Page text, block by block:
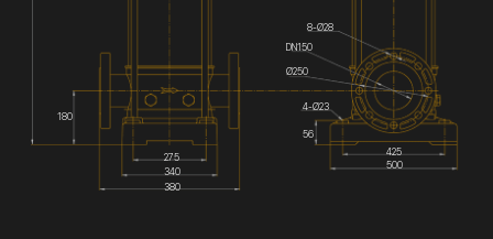
DN150
180
275
340
380
425
500
56
4-Ø23
Ø250
8-Ø28